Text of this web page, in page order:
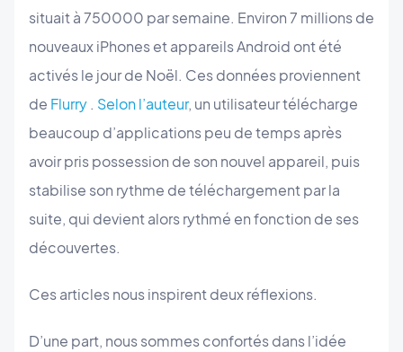
situait à 750000 par semaine. Environ 7 millions de
nouveaux iPhones et appareils Android ont été
activés le jour de Noël. Ces données proviennent
de Flurry. Selon l’auteur, un utilisateur télécharge
beaucoup d’applications peu de temps après
avoir pris possession de son nouvel appareil, puis
stabilise son rythme de téléchargement par la
suite, qui devient alors rythmé en fonction de ses
découvertes.
Ces articles nous inspirent deux réflexions.
D’une part, nous sommes confortés dans l’idée